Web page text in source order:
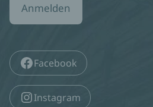
Anmelden
Facebook
Instagram